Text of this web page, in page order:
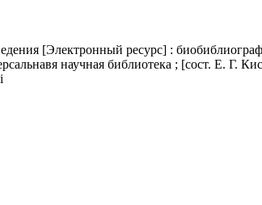
[Электронный ресурс] :
научная библиотека ; [сост. Е. Г.